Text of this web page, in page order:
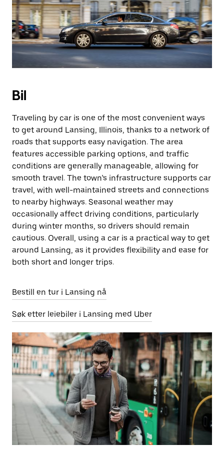
Bil
Traveling by car is one of the most convenient ways
to get around Lansing, Illinois, thanks to a network of
roads that supports easy navigation. The area
features accessible parking options, and traffic
conditions are generally manageable, allowing for
smooth travel. The town’s infrastructure supports car
travel, with well-maintained streets and connections
to nearby highways. Seasonal weather may
occasionally affect driving conditions, particularly
during winter months, so drivers should remain
cautious. Overall, using a car is a practical way to get
around Lansing, as it provides flexibility and ease for
both short and longer trips.
Bestill en tur i Lansing nå
Søk etter leiebiler i Lansing med Uber